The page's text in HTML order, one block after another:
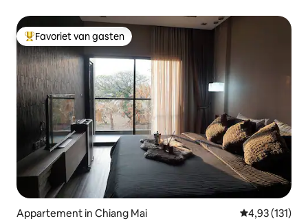
Topfavoriet van gasten
Favoriet van gasten
Appartement in Chiang Mai Gemiddelde
4,93 (131)